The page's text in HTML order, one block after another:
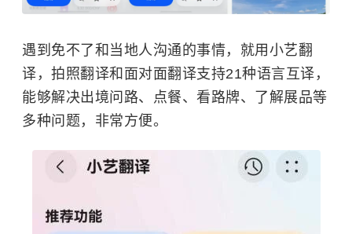
遇到免不了和当地人沟通的事情，就用小艺翻
译，拍照翻译和面对面翻译支持21种语言互译，
能够解决出境问路、点餐、看路牌、了解展品等
多种问题，非常方便。